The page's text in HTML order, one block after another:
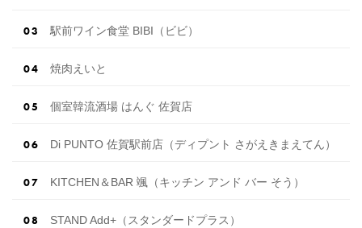
駅前ワイン食堂 BIBI（ビビ）
焼肉えいと
個室韓流酒場 はんぐ 佐賀店
Di PUNTO 佐賀駅前店（ディプント さがえきまえてん）
KITCHEN＆BAR 颯（キッチン アンド バー そう）
STAND Add+（スタンダードプラス）